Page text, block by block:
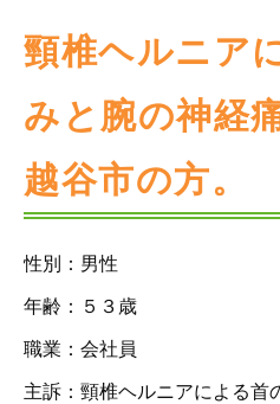
頸椎ヘルニア
みと腕の神経
越谷市の方。
性別：男性
年齢：５３歳
職業：会社員
主訴：頸椎ヘルニアによる首